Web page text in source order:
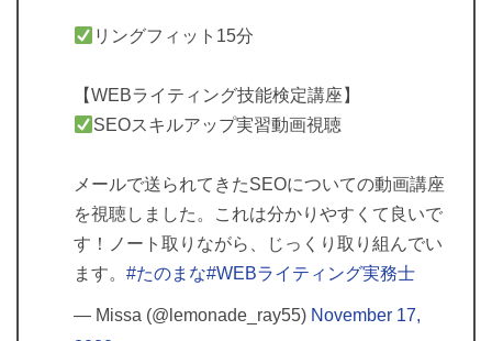
リングフィット15分
【WEBライティング技能検定講座】
SEOスキルアップ実習動画視聴
メールで送られてきたSEOについての動画講座
を視聴しました。これは分かりやすくて良いで
す！ノート取りながら、じっくり取り組んでい
ます。 #たのまな#WEBライティング実務士
— Missa (@lemonade_ray55) November 17,